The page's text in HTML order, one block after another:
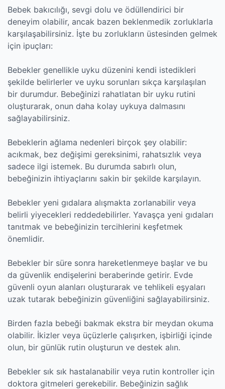
Bebek bakıcılığı, sevgi dolu ve ödüllendirici bir
deneyim olabilir, ancak bazen beklenmedik zorluklarla
karşılaşabilirsiniz. İşte bu zorlukların üstesinden gelmek
için ipuçları:
Bebekler genellikle uyku düzenini kendi istedikleri
şekilde belirlerler ve uyku sorunları sıkça karşılaşılan
bir durumdur. Bebeğinizi rahatlatan bir uyku rutini
oluşturarak, onun daha kolay uykuya dalmasını
sağlayabilirsiniz.
Bebeklerin ağlama nedenleri birçok şey olabilir:
acıkmak, bez değişimi gereksinimi, rahatsızlık veya
sadece ilgi istemek. Bu durumda sabırlı olun,
bebeğinizin ihtiyaçlarını sakin bir şekilde karşılayın.
Bebekler yeni gıdalara alışmakta zorlanabilir veya
belirli yiyecekleri reddedebilirler. Yavaşça yeni gıdaları
tanıtmak ve bebeğinizin tercihlerini keşfetmek
önemlidir.
Bebekler bir süre sonra hareketlenmeye başlar ve bu
da güvenlik endişelerini beraberinde getirir. Evde
güvenli oyun alanları oluşturarak ve tehlikeli eşyaları
uzak tutarak bebeğinizin güvenliğini sağlayabilirsiniz.
Birden fazla bebeği bakmak ekstra bir meydan okuma
olabilir. İkizler veya üçüzlerle çalışırken, işbirliği içinde
olun, bir günlük rutin oluşturun ve destek alın.
Bebekler sık sık hastalanabilir veya rutin kontroller için
doktora gitmeleri gerekebilir. Bebeğinizin sağlık